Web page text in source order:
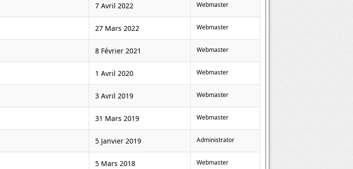
7 Avril 2022 Webmaster
27 Mars 2022 Webmaster
8 Février 2021 Webmaster
1 Avril 2020 Webmaster
3 Avril 2019 Webmaster
31 Mars 2019 Webmaster
5 Janvier 2019 Administrator
5 Mars 2018 Webmaster